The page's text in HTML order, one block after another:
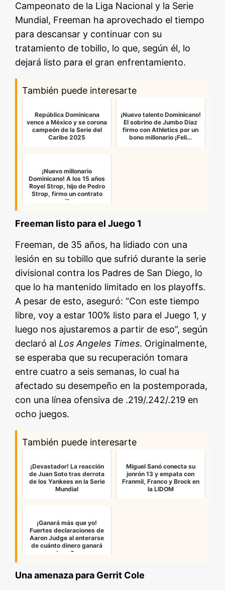
Campeonato de la Liga Nacional y la Serie
Mundial, Freeman ha aprovechado el tiempo
para descansar y continuar con su
tratamiento de tobillo, lo que, según él, lo
dejará listo para el gran enfrentamiento.
También puede interesarte
República Dominicana
vence a México y se corona
campeón de la Serie del
Caribe 2025
¡Nuevo talento Dominicano!
El sobrino de Jumbo Diaz
firmo con Athletics por un
bono millonario ¡Feli…
¡Nuevo millonario
Dominicano! A los 15 años
Royel Strop, hijo de Pedro
Strop, firmo un contrato
mill…
Freeman listo para el Juego 1
Freeman, de 35 años, ha lidiado con una
lesión en su tobillo que sufrió durante la serie
divisional contra los Padres de San Diego, lo
que lo ha mantenido limitado en los playoffs.
A pesar de esto, aseguró: “Con este tiempo
libre, voy a estar 100% listo para el Juego 1, y
luego nos ajustaremos a partir de eso”, según
declaró alLos Angeles Times. Originalmente,
se esperaba que su recuperación tomara
entre cuatro a seis semanas, lo cual ha
afectado su desempeño en la postemporada,
con una línea ofensiva de .219/.242/.219 en
ocho juegos.
También puede interesarte
¡Devastador! La reacción
de Juan Soto tras derrota
de los Yankees en la Serie
Mundial
Miguel Sanó conecta su
jonrón 13 y empata con
Franmil, Franco y Brock en
la LIDOM
¡Ganará más que yo!
Fuertes declaraciones de
Aaron Judge al enterarse
de cuánto dinero ganará
Juan S…
Una amenaza para Gerrit Cole